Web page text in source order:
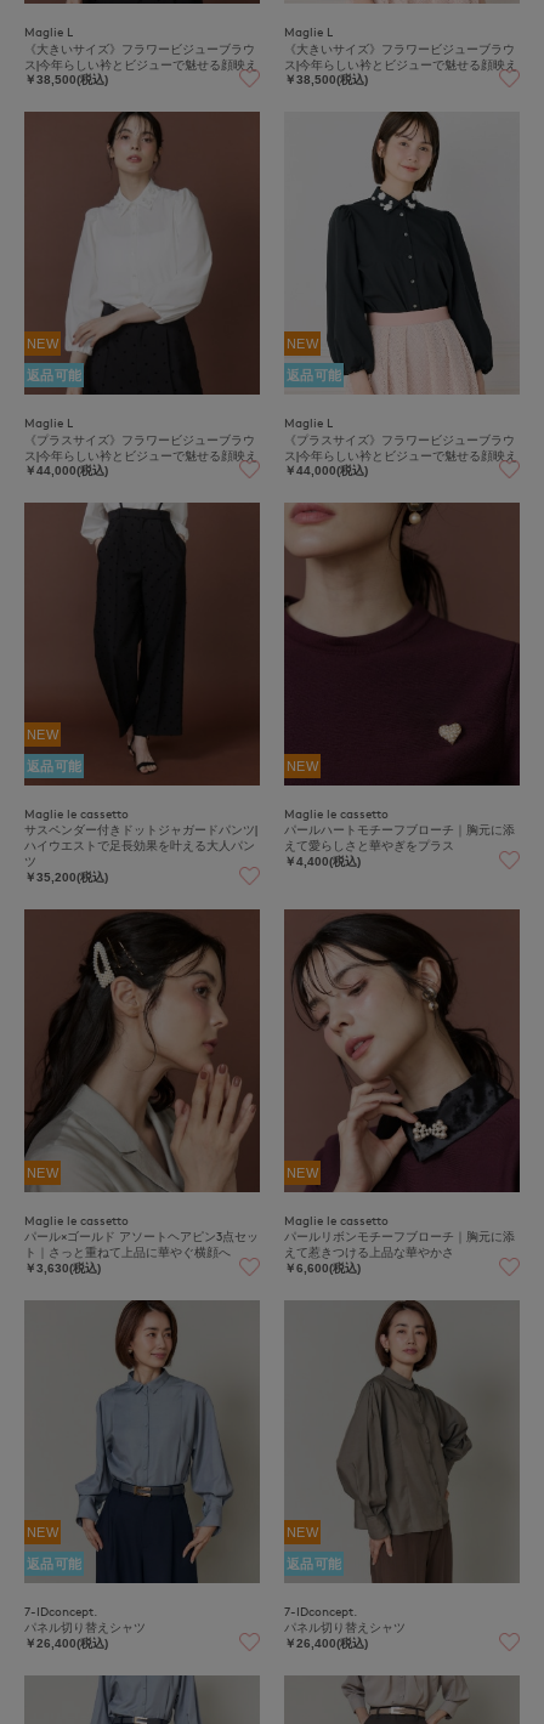
Maglie L
《大きいサイズ》フラワービジューブラウ
ス|今年らしい衿とビジューで魅せる顔映え
￥38,500(税込)
Maglie L
《大きいサイズ》フラワービジューブラウ
ス|今年らしい衿とビジューで魅せる顔映え
￥38,500(税込)
NEW
返品可能
Maglie L
《プラスサイズ》フラワービジューブラウ
ス|今年らしい衿とビジューで魅せる顔映え
￥44,000(税込)
NEW
返品可能
Maglie L
《プラスサイズ》フラワービジューブラウ
ス|今年らしい衿とビジューで魅せる顔映え
￥44,000(税込)
NEW
返品可能
Maglie le cassetto
サスペンダー付きドットジャガードパンツ|
ハイウエストで足長効果を叶える大人パン
ツ
￥35,200(税込)
NEW
Maglie le cassetto
パールハートモチーフブローチ｜胸元に添
えて愛らしさと華やぎをプラス
￥4,400(税込)
NEW
Maglie le cassetto
パール×ゴールド アソートヘアピン3点セッ
ト｜さっと重ねて上品に華やぐ横顔へ
￥3,630(税込)
NEW
Maglie le cassetto
パールリボンモチーフブローチ｜胸元に添
えて惹きつける上品な華やかさ
￥6,600(税込)
NEW
返品可能
7-IDconcept.
パネル切り替えシャツ
￥26,400(税込)
NEW
返品可能
7-IDconcept.
パネル切り替えシャツ
￥26,400(税込)